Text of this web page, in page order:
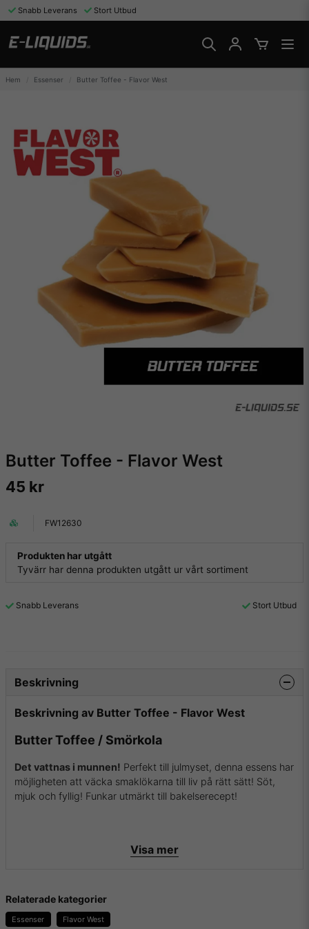
Snabb Leverans Stort Utbud
Hem Essenser Butter Toffee - Flavor West
Butter Toffee - Flavor West
45 kr
FW12630
Produkten har utgått
Tyvärr har denna produkten utgått ur vårt sortiment
Snabb Leverans Stort Utbud
Beskrivning
Beskrivning av Butter Toffee - Flavor West
Butter Toffee / Smörkola
Det vattnas i munnen! Perfekt till julmyset, denna essens har
möjligheten att väcka smaklökarna till liv på rätt sätt! Söt,
mjuk och fyllig! Funkar utmärkt till bakelserecept!
Innehåller inga:
- Ethanoler
Visa mer
Relaterade kategorier
Essenser Flavor West